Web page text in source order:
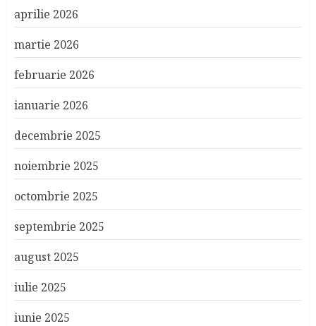
aprilie 2026
martie 2026
februarie 2026
ianuarie 2026
decembrie 2025
noiembrie 2025
octombrie 2025
septembrie 2025
august 2025
iulie 2025
iunie 2025